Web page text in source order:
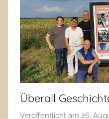
Überall
Veröffentlicht am 26.